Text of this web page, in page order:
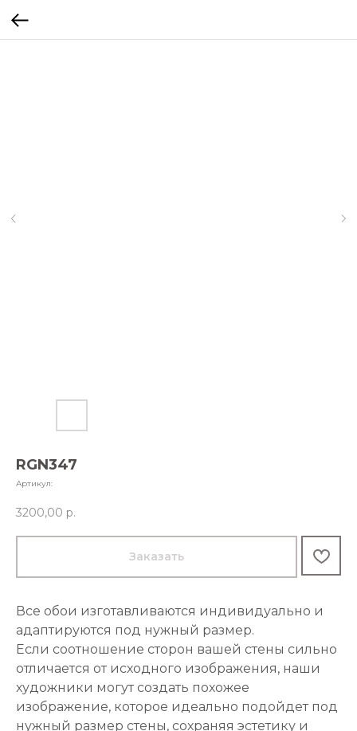
RGN347
Артикул:
3200,00 р.
Заказать
Все обои изготавливаются индивидуально и
адаптируются под нужный размер.
Если соотношение сторон вашей стены сильно
отличается от исходного изображения, наши
художники могут создать похожее
изображение, которое идеально подойдет под
нужный размер стены, сохраняя эстетику и